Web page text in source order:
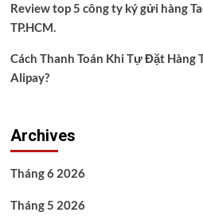
Review top 5 công ty ký gửi hàng
TP.HCM.
Cách Thanh Toán Khi Tự Đặt Hàng
Alipay?
Archives
Tháng 6 2026
Tháng 5 2026